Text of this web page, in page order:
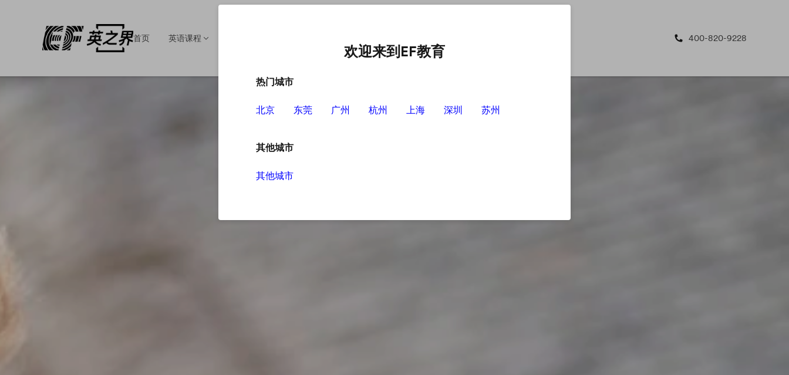
首页 英语课程 400-820-9228
欢迎来到EF教育
热门城市
北京 东莞 广州 杭州 上海 深圳 苏州
其他城市
其他城市